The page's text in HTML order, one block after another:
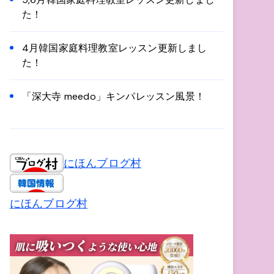
た！
4月韓国家庭料理教室レッスン更新しまし
た！
「深大寺 meedo」キンパレッスン風景！
にほんブログ村
にほんブログ村